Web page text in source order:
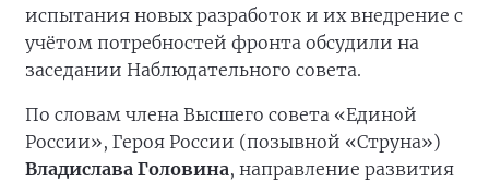
испытания новых разработок и их внедрение с
учётом потребностей фронта обсудили на
заседании Наблюдательного совета.
По словам члена Высшего совета «Единой
России», Героя России (позывной «Струна»)
Владислава Головина, направление развития